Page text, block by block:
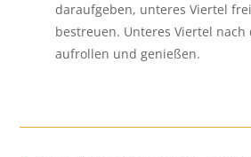
daraufgeben, unteres Viertel
bestreuen. Unteres Viertel nach
aufrollen und genießen.